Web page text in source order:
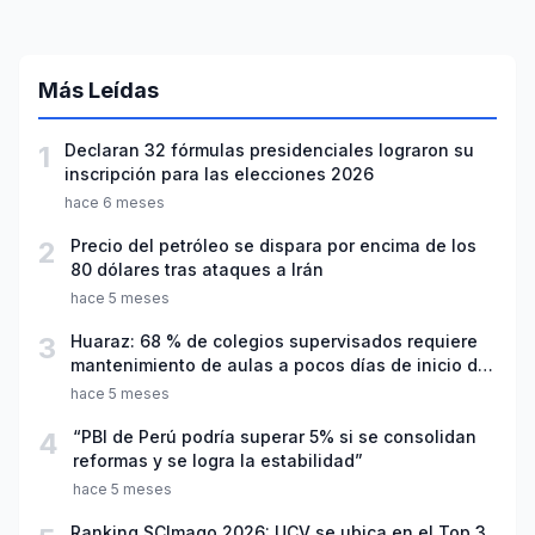
Más Leídas
1
Declaran 32 fórmulas presidenciales lograron su
inscripción para las elecciones 2026
hace 6 meses
2
Precio del petróleo se dispara por encima de los
80 dólares tras ataques a Irán
hace 5 meses
3
Huaraz: 68 % de colegios supervisados requiere
mantenimiento de aulas a pocos días de inicio del
año escolar 2026
hace 5 meses
4
“PBI de Perú podría superar 5% si se consolidan
reformas y se logra la estabilidad”
hace 5 meses